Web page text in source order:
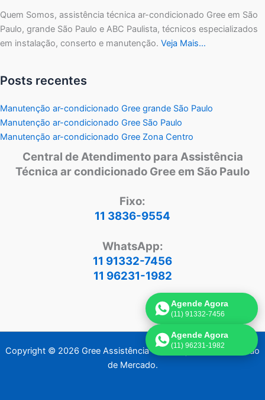
Quem Somos, assistência técnica ar-condicionado Gree em São
Paulo, grande São Paulo e ABC Paulista, técnicos especializados
em instalação, conserto e manutenção. Veja Mais…
Posts recentes
Manutenção ar-condicionado Gree grande São Paulo
Manutenção ar-condicionado Gree São Paulo
Manutenção ar-condicionado Gree Zona Centro
Central de Atendimento para Assistência
Técnica ar condicionado Gree em São Paulo
Fixo:
11 3836-9554
WhatsApp:
11 91332-7456
11 96231-1982
Copyright © 2026 Gree Assistência Técnica | Criado por:
Visão
de Mercado.
Agende Agora
(11) 91332-7456
Agende Agora
(11) 96231-1982